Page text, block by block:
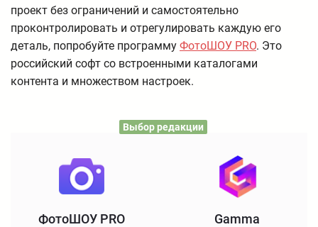
проект без ограничений и самостоятельно
проконтролировать и отрегулировать каждую его
деталь, попробуйте программу ФотоШОУ PRO. Это
российский софт со встроенными каталогами
контента и множеством настроек.
ФотоШОУ PRO
Выбор редакции
Gamma